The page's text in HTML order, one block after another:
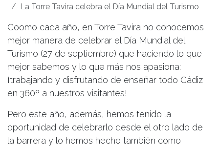
La Torre Tavira celebra el Día Mundial del Turismo
Coomo cada año, en Torre Tavira no conocemos
mejor manera de celebrar el Día Mundial del
Turismo (27 de septiembre) que haciendo lo que
mejor sabemos y lo que más nos apasiona:
¡trabajando y disfrutando de enseñar todo Cádiz
en 360º a nuestros visitantes!
Pero este año, además, hemos tenido la
oportunidad de celebrarlo desde el otro lado de
la barrera y lo hemos hecho también como